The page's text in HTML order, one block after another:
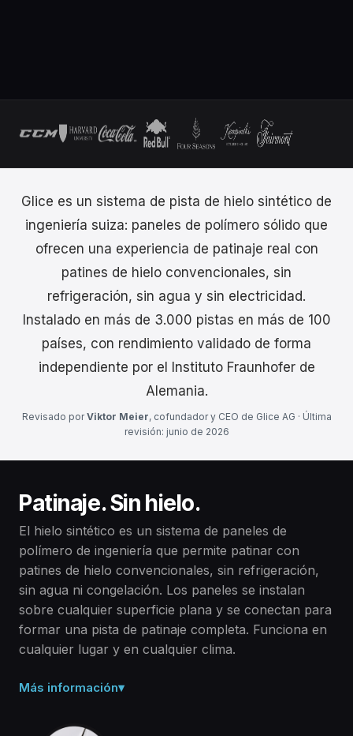
Glice es un sistema de pista de hielo sintético de
ingeniería suiza: paneles de polímero sólido que
ofrecen una experiencia de patinaje real con
patines de hielo convencionales, sin
refrigeración, sin agua y sin electricidad.
Instalado en más de 3.000 pistas en más de 100
países, con rendimiento validado de forma
independiente por el Instituto Fraunhofer de
Alemania.
Revisado porViktor Meier, cofundador y CEO de Glice AG · Última
revisión: junio de 2026
Patinaje. Sin hielo.
El hielo sintético es un sistema de paneles de
polímero de ingeniería que permite patinar con
patines de hielo convencionales, sin refrigeración,
sin agua ni congelación. Los paneles se instalan
sobre cualquier superficie plana y se conectan para
formar una pista de patinaje completa. Funciona en
cualquier lugar y en cualquier clima.
Más información▾